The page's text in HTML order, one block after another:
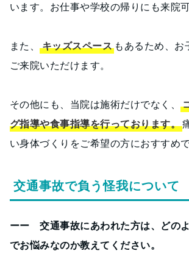
います。お仕事や学校の帰りにも来院可
また、キッズスペース もあるため、お
ご来院いただけます。
その他にも、当院は施術だけでなく、
グ指導や食事指導を行っております。
い身体づくりをご希望の方におすすめで
交通事故で負う怪我について
ーー 交通事故にあわれた方は、どの
でお悩みなのか教えてください。